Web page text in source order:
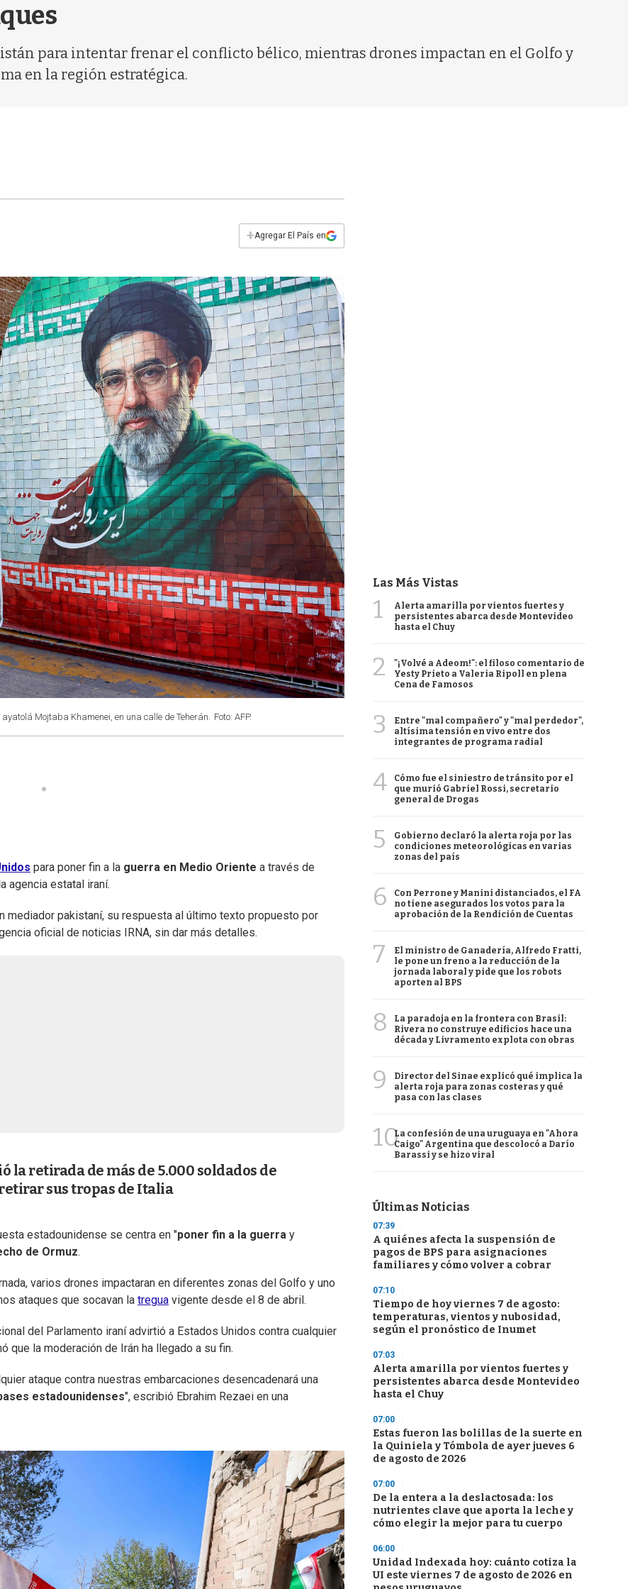
para intentar frenar el conflicto bélico, mientras drones impactan en el Golfo y
en la región estratégica.
+Agregar El País en
Mojtaba Khamenei, en una calle de Teherán. Foto: AFP.
para poner fin a la guerra en Medio Oriente a través de
agencia estatal iraní.
mediador pakistaní, su respuesta al último texto propuesto por
oficial de noticias IRNA, sin dar más detalles.
la retirada de más de 5.000 soldados de
sus tropas de Italia
estadounidense se centra en "poner fin a la guerra y
de Ormuz.
varios drones impactaran en diferentes zonas del Golfo y uno
ataques que socavan la tregua vigente desde el 8 de abril.
del Parlamento iraní advirtió a Estados Unidos contra cualquier
que la moderación de Irán ha llegado a su fin.
ataque contra nuestras embarcaciones desencadenará una
estadounidenses", escribió Ebrahim Rezaei en una
Las Más Vistas
1
Alerta amarilla por vientos fuertes y
persistentes abarca desde Montevideo
hasta el Chuy
2
"¡Volvé a Adeom!": el filoso comentario de
Yesty Prieto a Valeria Ripoll en plena
Cena de Famosos
3
Entre "mal compañero" y "mal perdedor",
altísima tensión en vivo entre dos
integrantes de programa radial
4
Cómo fue el siniestro de tránsito por el
que murió Gabriel Rossi, secretario
general de Drogas
5
Gobierno declaró la alerta roja por las
condiciones meteorológicas en varias
zonas del país
6
Con Perrone y Manini distanciados, el FA
no tiene asegurados los votos para la
aprobación de la Rendición de Cuentas
7
El ministro de Ganadería, Alfredo Fratti,
le pone un freno a la reducción de la
jornada laboral y pide que los robots
aporten al BPS
8
La paradoja en la frontera con Brasil:
Rivera no construye edificios hace una
década y Livramento explota con obras
9
Director del Sinae explicó qué implica la
alerta roja para zonas costeras y qué
pasa con las clases
10La confesión de una uruguaya en "Ahora
Caigo" Argentina que descolocó a Darío
Barassi y se hizo viral
Últimas Noticias
07:39
A quiénes afecta la suspensión de
pagos de BPS para asignaciones
familiares y cómo volver a cobrar
07:10
Tiempo de hoy viernes 7 de agosto:
temperaturas, vientos y nubosidad,
según el pronóstico de Inumet
07:03
Alerta amarilla por vientos fuertes y
persistentes abarca desde Montevideo
hasta el Chuy
07:00
Estas fueron las bolillas de la suerte en
la Quiniela y Tómbola de ayer jueves 6
de agosto de 2026
07:00
De la entera a la deslactosada: los
nutrientes clave que aporta la leche y
cómo elegir la mejor para tu cuerpo
06:00
Unidad Indexada hoy: cuánto cotiza la
UI este viernes 7 de agosto de 2026 en